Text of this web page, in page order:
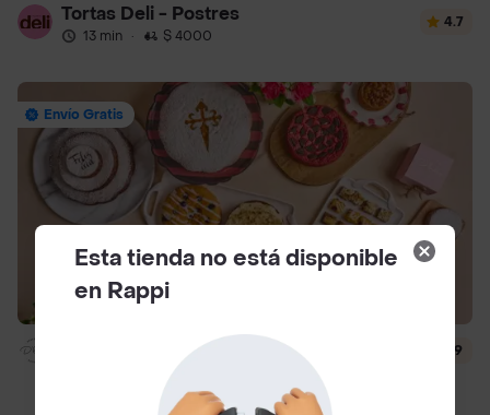
Tortas Deli - Postres
13 min · $ 4000
4.7
Envío Gratis
Dlili By Liliana Arango
$ 4500
4.9
Esta tienda no está disponible
en Rappi